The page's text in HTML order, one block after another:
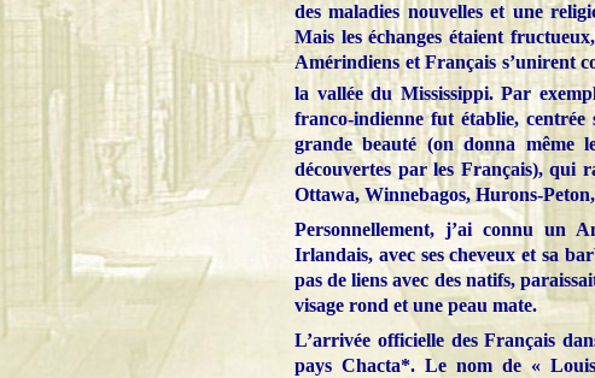
des maladies nouvelles et une
Mais les échanges étaient
Amérindiens et Français s’unirent
la vallée du Mississippi. Par
franco-indienne fut établie,
grande beauté (on donna même
découvertes par les Français), qui
Ottawa, Winnebagos, Hurons-
Personnellement, j’ai connu un
Irlandais, avec ses cheveux et sa
pas de liens avec des natifs,
visage rond et une peau mate.
L’arrivée officielle des Français
pays Chacta*. Le nom de «